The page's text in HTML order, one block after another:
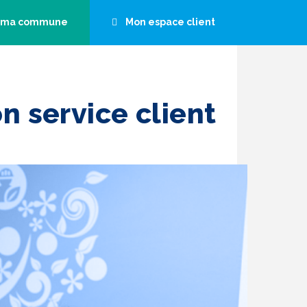
commune Mon espace client
Je contrôle mon installation
Je fais changer mon compteur
d'eau
Nos conseils
Mes questions
service client